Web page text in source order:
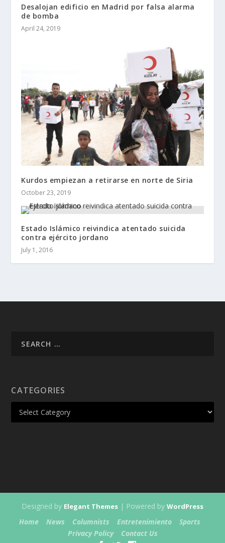
Desalojan edificio en Madrid por falsa alarma
de bomba
April 24, 2019
Kurdos empiezan a retirarse en norte de Siria
October 23, 2019
Estado Islámico reivindica atentado suicida
contra ejército jordano
July 1, 2016
CATEGORIES
Designed by Elegant Themes | Powered by WordPress
Home News Columnists Entretenimiento
Sports
Privacy Policy
Contact Us